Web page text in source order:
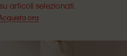
articoli selezionati.
ora